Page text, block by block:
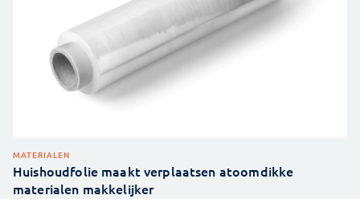
MATERIALEN
Huishoudfolie maakt verplaatsen atoomdikke
materialen makkelijker